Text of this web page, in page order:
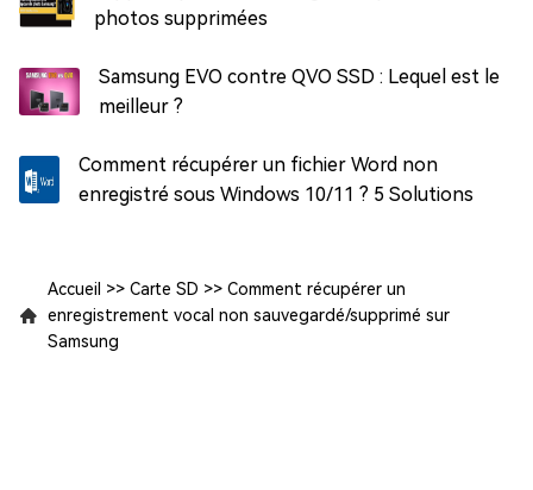
photos supprimées
Samsung EVO contre QVO SSD : Lequel est le
meilleur ?
Comment récupérer un fichier Word non
enregistré sous Windows 10/11 ? 5 Solutions
Accueil >> Carte SD >> Comment récupérer un
enregistrement vocal non sauvegardé/supprimé sur
Samsung